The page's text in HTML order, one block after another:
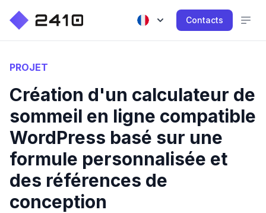
Contacts
PROJET
Création d'un calculateur de
sommeil en ligne compatible
WordPress basé sur une
formule personnalisée et
des références de
conception